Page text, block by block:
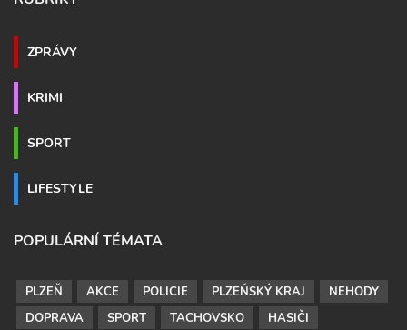
ZPRÁVY
KRIMI
SPORT
LIFESTYLE
POPULÁRNÍ TÉMATA
PLZEŇ AKCE POLICIE PLZEŇSKÝ KRAJ
NEHODY
DOPRAVA
SPORT TACHOVSKO HASIČI